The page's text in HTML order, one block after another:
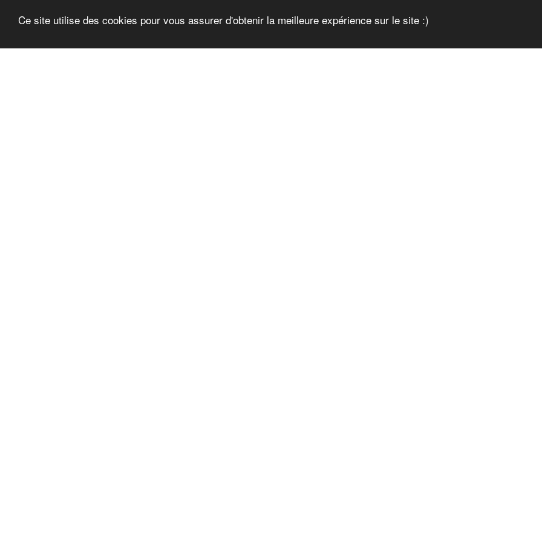
Ce site utilise des cookies pour vous assurer d'obtenir la meilleure expérience sur le site :)